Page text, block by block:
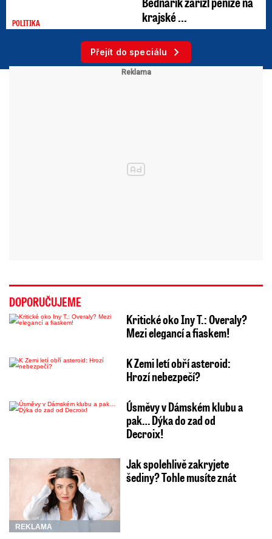
POLITIKA
krajské ...
Přejít do speciálu
DOPORUČUJEME
Kritické oko Iny T.: Overaly?
Mezi elegancí a fiaskem!
K Zemi letí obří asteroid:
Hrozí nebezpečí?
Úsměvy v Dámském klubu a
pak… Dýka do zad od
Decroix!
REKLAMA
Jak spolehlivě zakryjete
šediny? Tohle musíte znát